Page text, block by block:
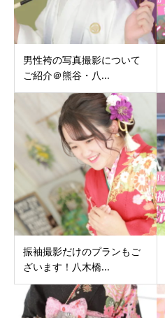
男性袴の写真撮影について
ご紹介＠熊谷・八...
振袖撮影だけのプランもご
ざいます！八木橋...